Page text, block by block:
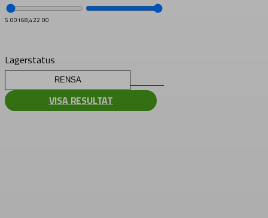
5.00168,422.00
Lagerstatus
RENSA
VISA RESULTAT